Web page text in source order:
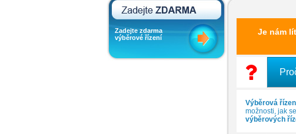
Zadejte zdarma
výběrové řízení
Je nám
Výběrová
možnosti, jak
výběrových